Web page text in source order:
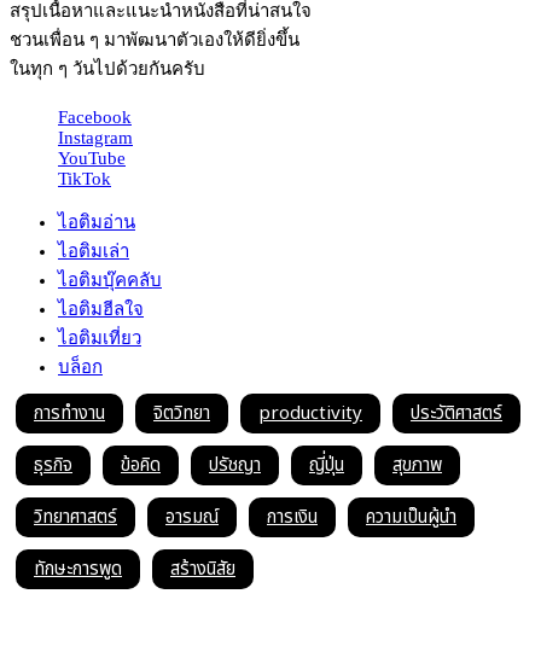
สรุปเนื้อหาและแนะนำหนังสือที่น่าสนใจ
ชวนเพื่อน ๆ มาพัฒนาตัวเองให้ดียิ่งขึ้น
ในทุก ๆ วันไปด้วยกันครับ
Facebook
Instagram
YouTube
TikTok
ไอติมอ่าน
ไอติมเล่า
ไอติมบุ๊คคลับ
ไอติมฮีลใจ
ไอติมเที่ยว
บล็อก
การทำงาน จิตวิทยา productivity
ประวัติศาสตร์
ธุรกิจ
ข้อคิด ปรัชญา ญี่ปุ่น
สุขภาพ
วิทยาศาสตร์
อารมณ์ การเงิน
ความเป็นผู้นำ
ทักษะการพูด
สร้างนิสัย